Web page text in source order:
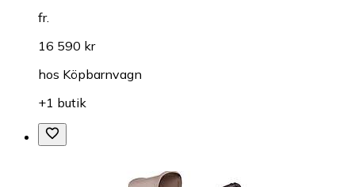
fr.
16 590 kr
hos Köpbarnvagn
+1 butik